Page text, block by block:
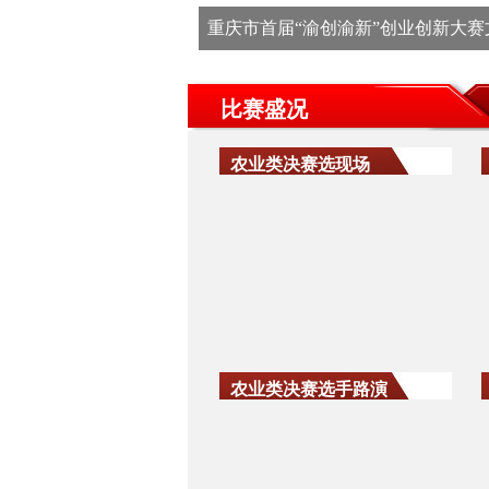
重庆市首届“渝创渝新”创业创新大
比赛盛况
农业类决赛选现场
农业类决赛选手路演